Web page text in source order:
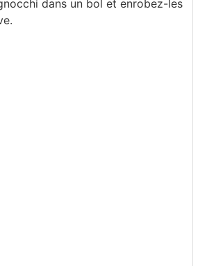
dans un bol et enrobez-les